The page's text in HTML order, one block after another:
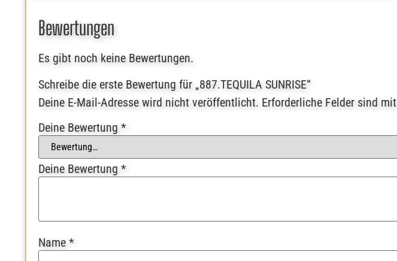
Bewertungen
Es gibt noch keine Bewertungen.
Schreibe die erste Bewertung für „887.TEQUILA SUNRISE“
Deine E-Mail-Adresse wird nicht veröffentlicht. Erforderliche Felder sind mit
Deine Bewertung *
Deine Bewertung *
Name *